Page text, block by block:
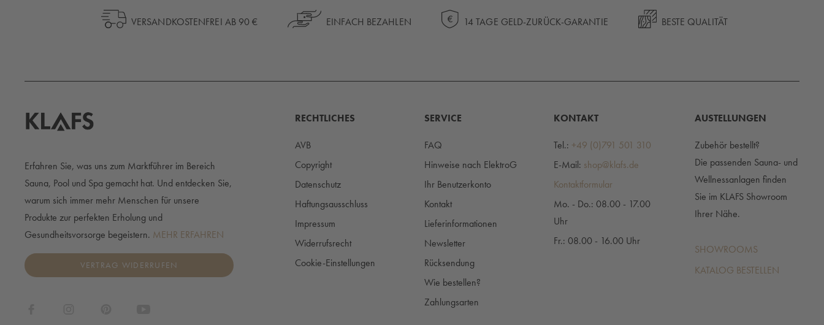
VERSANDKOSTENFREI AB 90 € EINFACH BEZAHLEN 14 TAGE GELD-ZURÜCK-GARANTIE BESTE QUALITÄT
Erfahren Sie, was uns zum Marktführer im Bereich
Sauna, Pool und Spa gemacht hat. Und entdecken Sie,
warum sich immer mehr Menschen für unsere
Produkte zur perfekten Erholung und
Gesundheitsvorsorge begeistern. MEHR ERFAHREN
VERTRAG WIDERRUFEN
RECHTLICHES
AVB
Copyright
Datenschutz
Haftungsausschluss
Impressum
Widerrufsrecht
Cookie-Einstellungen
SERVICE
FAQ
Hinweise nach ElektroG
Ihr Benutzerkonto
Kontakt
Lieferinformationen
Newsletter
Rücksendung
Wie bestellen?
Zahlungsarten
KONTAKT
Tel.: +49 (0)791 501 310
E-Mail: shop@klafs.de
Kontaktformular
Mo. - Do.: 08.00 - 17.00
Uhr
Fr.: 08.00 - 16.00 Uhr
AUSTELLUNGEN
Zubehör bestellt?
Die passenden Sauna- und
Wellnessanlagen finden
Sie im KLAFS Showroom
Ihrer Nähe.
SHOWROOMS
KATALOG BESTELLEN